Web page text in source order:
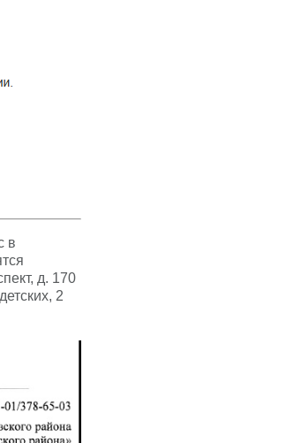
в
д. 170
2